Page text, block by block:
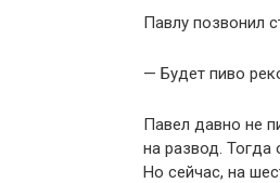
Павлу позвонил
— Будет пиво
Павел давно не
на развод. Тогда
Но сейчас, на